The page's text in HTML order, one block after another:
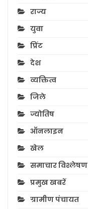
राज्य
युवा
प्रिंट
देश
व्यक्तित्व
जिले
ज्योतिष
ऑनलाइन
खेल
समाचार विश्लेषण
प्रमुख खबरें
ग्रामीण पंचायत